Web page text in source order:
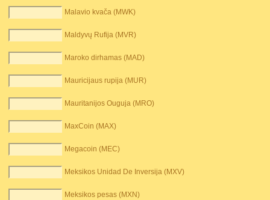
Malavio kvača (MWK)
Maldyvų Rufija (MVR)
Maroko dirhamas (MAD)
Mauricijaus rupija (MUR)
Mauritanijos Ouguja (MRO)
MaxCoin (MAX)
Megacoin (MEC)
Meksikos Unidad De Inversija (MXV)
Meksikos pesas (MXN)